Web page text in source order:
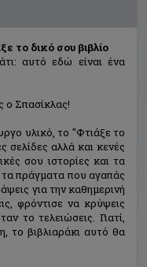
το δικό σου βιβλίο
αυτό εδώ είναι ένα
Σπασίκλας!
υλικό, το "Φτιάξε το
σελίδες αλλά και κενές
σου ιστορίες και τα
τα πράγματα που αγαπάς
για την καθημερινή
φρόντισε να κρύψεις
το τελειώσεις. Γιατί,
το βιβλιαράκι αυτό θα